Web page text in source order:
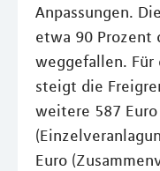
Anpassungen.
etwa 90 Prozent
weggefallen.
steigt die
weitere 587
Euro